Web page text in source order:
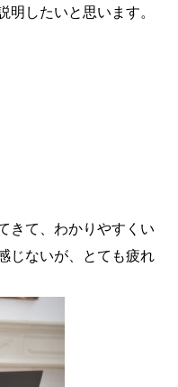
明したいと思います。
きて、わかりやすくい
じないが、とても疲れ